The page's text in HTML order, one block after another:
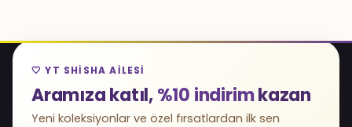
🤍 YT SHISHA AILESI
Aramıza katıl,%10 indirimkazan
Yeni koleksiyonlar ve özel fırsatlardan ilk sen